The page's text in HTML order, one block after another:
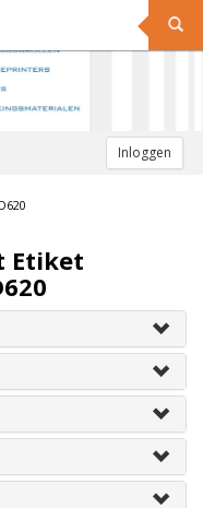
Inloggen
Etiket